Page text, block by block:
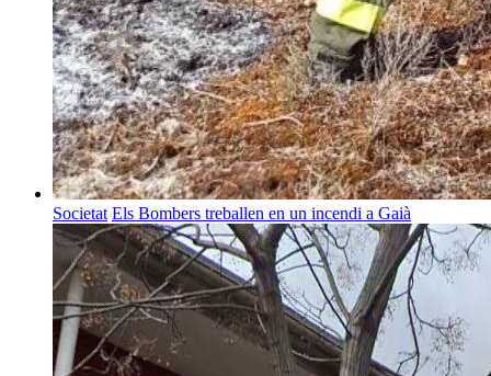
Societat Els Bombers treballen en un incendi a Gaià